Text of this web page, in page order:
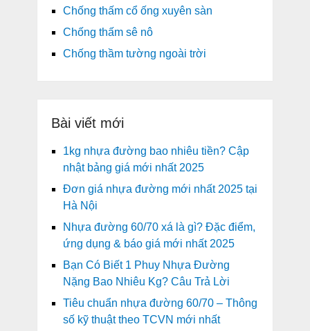
Chống thấm cổ ống xuyên sàn
Chống thấm sê nô
Chống thầm tường ngoài trời
Bài viết mới
1kg nhựa đường bao nhiêu tiền? Cập
nhật bảng giá mới nhất 2025
Đơn giá nhựa đường mới nhất 2025 tại
Hà Nội
Nhựa đường 60/70 xá là gì? Đặc điểm,
ứng dụng & báo giá mới nhất 2025
Bạn Có Biết 1 Phuy Nhựa Đường
Nặng Bao Nhiêu Kg? Câu Trả Lời
Tiêu chuẩn nhựa đường 60/70 – Thông
số kỹ thuật theo TCVN mới nhất